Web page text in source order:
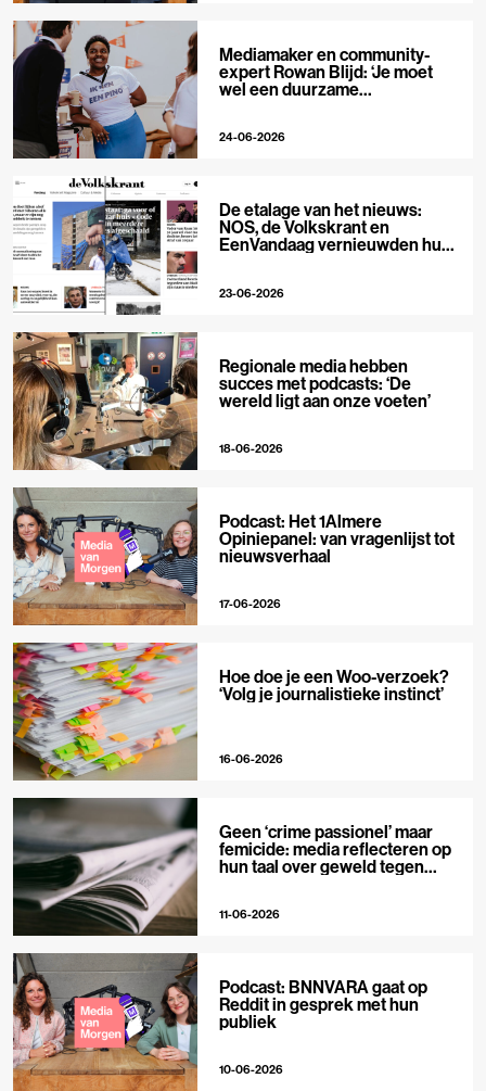
Mediamaker en community-
expert Rowan Blijd: ‘Je moet
wel een duurzame
24-06-2026
De etalage van het nieuws:
NOS, de Volkskrant en
EenVandaag vernieuwden hun
23-06-2026
Regionale media hebben
succes met podcasts: ‘De
wereld ligt aan onze voeten’
18-06-2026
Podcast: Het 1Almere
Opiniepanel: van vragenlijst tot
nieuwsverhaal
17-06-2026
Hoe doe je een Woo-verzoek?
‘Volg je journalistieke instinct’
16-06-2026
Geen ‘crime passionel’ maar
femicide: media reflecteren op
hun taal over geweld tegen
11-06-2026
Podcast: BNNVARA gaat op
Reddit in gesprek met hun
publiek
10-06-2026